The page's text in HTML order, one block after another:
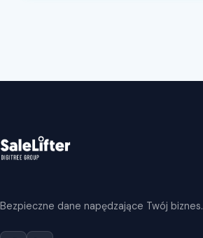
Bezpieczne dane napędzające Twój biznes.